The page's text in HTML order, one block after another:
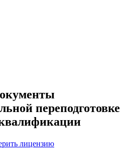
переподготовке
лицензию